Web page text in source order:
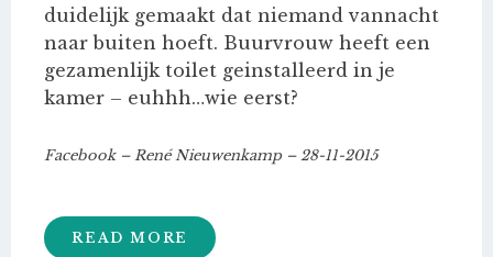
duidelijk gemaakt dat niemand vannacht
naar buiten hoeft. Buurvrouw heeft een
gezamenlijk toilet geinstalleerd in je
kamer – euhhh…wie eerst?
Facebook – René Nieuwenkamp – 28-11-2015
READ MORE